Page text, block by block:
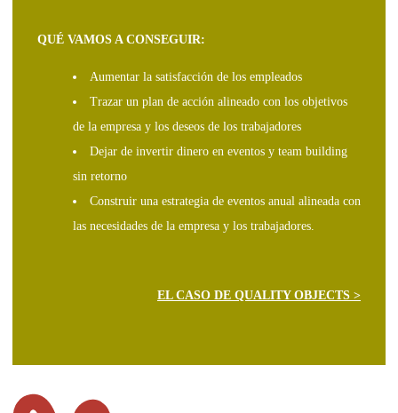
QUÉ VAMOS A CONSEGUIR:
Aumentar la satisfacción de los empleados
Trazar un plan de acción alineado con los objetivos
de la empresa y los deseos de los trabajadores
Dejar de invertir dinero en eventos y team building
sin retorno
Construir una estrategia de eventos anual alineada con
las necesidades de la empresa y los trabajadores.
EL CASO DE QUALITY OBJECTS >